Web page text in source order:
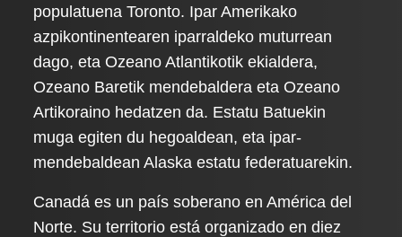
populatuena Toronto. Ipar Amerikako
azpikontinentearen iparraldeko muturrean
dago, eta Ozeano Atlantikotik ekialdera,
Ozeano Baretik mendebaldera eta Ozeano
Artikoraino hedatzen da. Estatu Batuekin
muga egiten du hegoaldean, eta ipar-
mendebaldean Alaska estatu federatuarekin.
Canadá es un país soberano en América del
Norte. Su territorio está organizado en diez